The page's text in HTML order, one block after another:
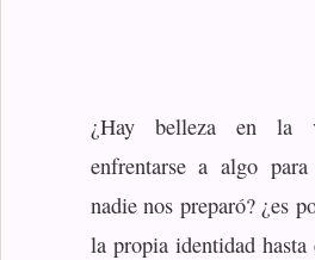
¿Hay belleza en la
enfrentarse a algo
nadie nos preparó? ¿es
la propia identidad